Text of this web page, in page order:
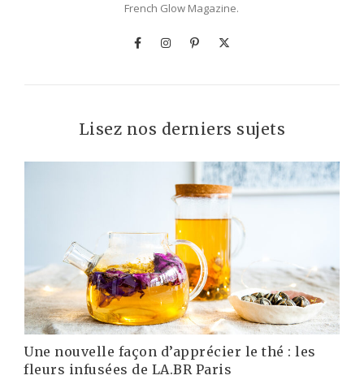
French Glow Magazine.
Lisez nos derniers sujets
Une nouvelle façon d’apprécier le thé : les
fleurs infusées de LA.BR Paris